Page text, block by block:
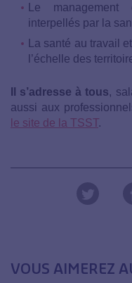
Le
interpellés par la
La santé au travail
l’échelle des
Il s’adresse à tous,
aussi aux
le site de la TSST.
VOUS AIMEREZ